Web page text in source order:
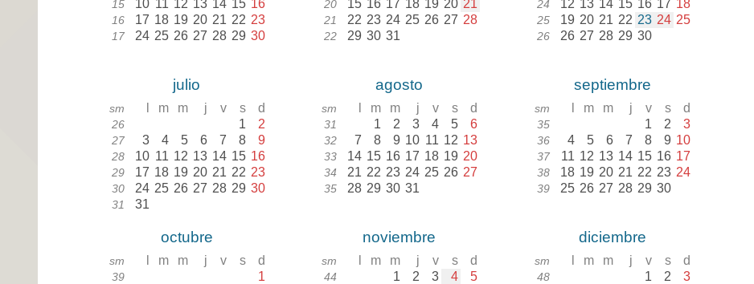
15 10 11 12 13 14 15 16
16 17 18 19 20 21 22 23
17 24 25 26 27 28 29 30
20 15 16 17 18 19 20 21
21 22 23 24 25 26 27 28
22 29 30 31
24 12 13 14 15 16 17 18
25 19 20 21 22 23 24 25
26 26 27 28 29 30
julio
sm m m j v s d
26 1 2
27 3 4 5 6 7 8 9
28 10 11 12 13 14 15 16
29 17 18 19 20 21 22 23
30 24 25 26 27 28 29 30
31 31
agosto
sm m m j v s d
31 1 2 3 4 5 6
32 7 8 9 10 11 12 13
33 14 15 16 17 18 19 20
34 21 22 23 24 25 26 27
35 28 29 30 31
septiembre
sm m m j v s d
35 1 2 3
36 4 5 6 7 8 9 10
37 11 12 13 14 15 16 17
38 18 19 20 21 22 23 24
39 25 26 27 28 29 30
octubre
sm m m j v s d
39 1
noviembre
sm m m j v s d
44 1 2 3 4 5
diciembre
sm m m j v s d
48 1 2 3